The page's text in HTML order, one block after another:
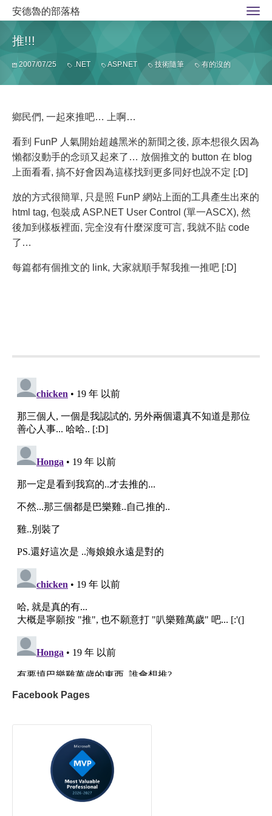
安德魯的部落格
推!!!
2007/07/25 .NET ASP.NET 技術隨筆 有的沒的
鄉民們, 一起來推吧… 上啊…
看到 FunP 人氣開始超越黑米的新聞之後, 原本想很久因為
懶都沒動手的念頭又起來了… 放個推文的 button 在 blog
上面看看, 搞不好會因為這樣找到更多同好也說不定 [:D]
放的方式很簡單, 只是照 FunP 網站上面的工具產生出來的
html tag, 包裝成 ASP.NET User Control (單一ASCX), 然
後加到樣板裡面, 完全沒有什麼深度可言, 我就不貼 code
了…
每篇都有個推文的 link, 大家就順手幫我推一推吧 [:D]
Facebook Pages